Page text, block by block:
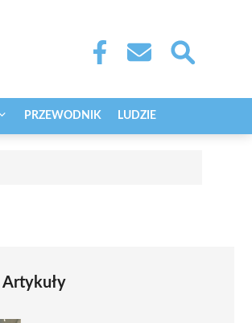
PRZEWODNIK LUDZIE
Artykuły